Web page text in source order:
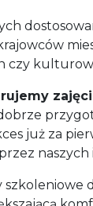
czy
już za